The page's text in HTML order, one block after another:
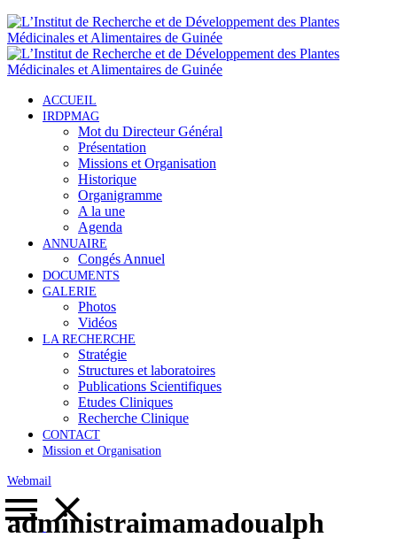
ACCUEIL
IRDPMAG
Mot du Directeur Général
Présentation
Missions et Organisation
Historique
Organigramme
A la une
Agenda
ANNUAIRE
Congés Annuel
DOCUMENTS
GALERIE
Photos
Vidéos
LA RECHERCHE
Stratégie
Structures et laboratoires
Publications Scientifiques
Etudes Cliniques
Recherche Clinique
CONTACT
Mission et Organisation
Webmail
administraimamadoualph